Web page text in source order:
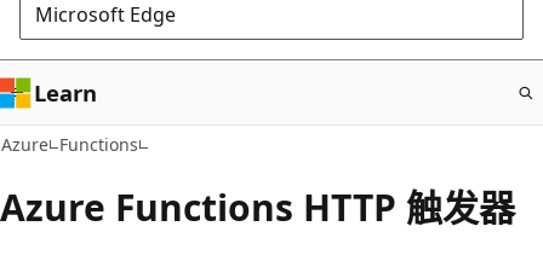
Microsoft Edge
Learn
Azure Functions
Azure Functions HTTP 触发器